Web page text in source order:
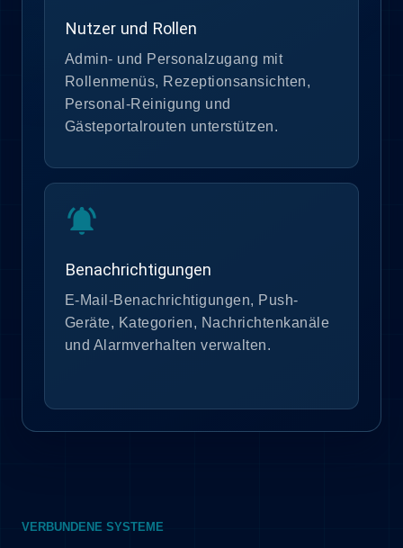
Nutzer und Rollen
Admin- und Personalzugang mit
Rollenmenüs, Rezeptionsansichten,
Personal-Reinigung und
Gästeportalrouten unterstützen.
notifications_active
Benachrichtigungen
E-Mail-Benachrichtigungen, Push-
Geräte, Kategorien, Nachrichtenkanäle
und Alarmverhalten verwalten.
VERBUNDENE SYSTEME